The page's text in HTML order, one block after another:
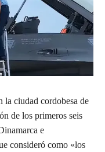
la ciudad cordobesa de
de los primeros seis
e
consideró como «los